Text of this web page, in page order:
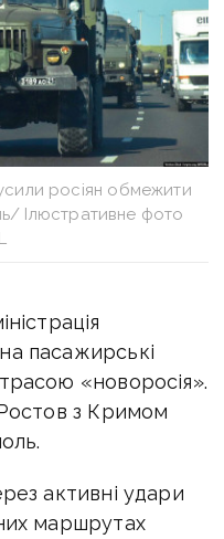
росіян обмежити
Ілюстративне фото
пасажирські
«новоросія».
з Кримом
активні удари
маршрутах